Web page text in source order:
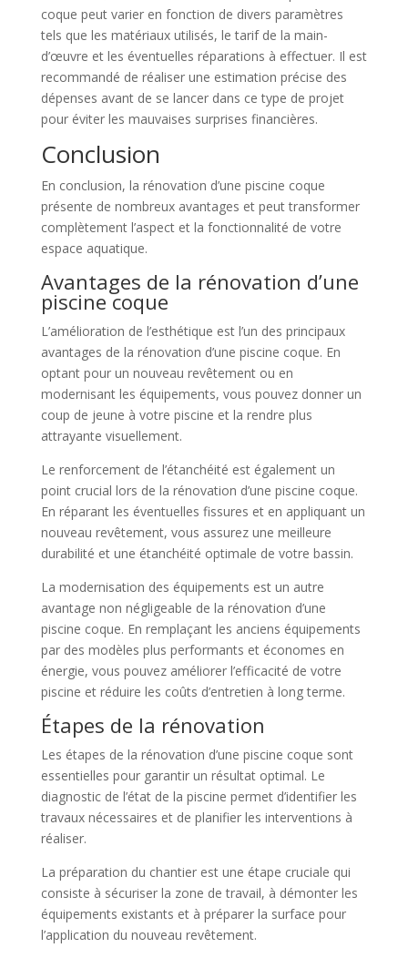
coque peut varier en fonction de divers paramètres
tels que les matériaux utilisés, le tarif de la main-
d’œuvre et les éventuelles réparations à effectuer. Il est
recommandé de réaliser une estimation précise des
dépenses avant de se lancer dans ce type de projet
pour éviter les mauvaises surprises financières.
Conclusion
En conclusion, la rénovation d’une piscine coque
présente de nombreux avantages et peut transformer
complètement l’aspect et la fonctionnalité de votre
espace aquatique.
Avantages de la rénovation d’une
piscine coque
L’amélioration de l’esthétique est l’un des principaux
avantages de la rénovation d’une piscine coque. En
optant pour un nouveau revêtement ou en
modernisant les équipements, vous pouvez donner un
coup de jeune à votre piscine et la rendre plus
attrayante visuellement.
Le renforcement de l’étanchéité est également un
point crucial lors de la rénovation d’une piscine coque.
En réparant les éventuelles fissures et en appliquant un
nouveau revêtement, vous assurez une meilleure
durabilité et une étanchéité optimale de votre bassin.
La modernisation des équipements est un autre
avantage non négligeable de la rénovation d’une
piscine coque. En remplaçant les anciens équipements
par des modèles plus performants et économes en
énergie, vous pouvez améliorer l’efficacité de votre
piscine et réduire les coûts d’entretien à long terme.
Étapes de la rénovation
Les étapes de la rénovation d’une piscine coque sont
essentielles pour garantir un résultat optimal. Le
diagnostic de l’état de la piscine permet d’identifier les
travaux nécessaires et de planifier les interventions à
réaliser.
La préparation du chantier est une étape cruciale qui
consiste à sécuriser la zone de travail, à démonter les
équipements existants et à préparer la surface pour
l’application du nouveau revêtement.